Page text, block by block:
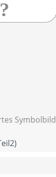
Mail Hier
Symbolbild